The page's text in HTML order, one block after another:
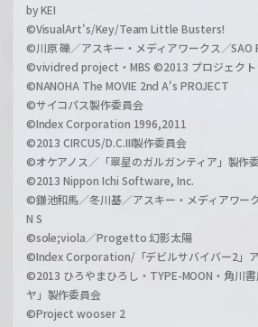
by KEI
©VisualArt's/Key/Team Little Busters!
©川原 礫／アスキー・メディアワークス／
©vividred project・MBS ©2013 プロジェクト
©NANOHA The MOVIE 2nd A's PROJECT
©サイコパス製作委員会
©Index Corporation 1996,2011
©2013 CIRCUS/D.C.III製作委員会
©オケアノス／「翠星のガルガンティア」製作
©2013 Nippon Ichi Software, Inc.
©鎌池和馬／冬川基／アスキー・メディアワー
N S
©sole;viola／Progetto 幻影太陽
©Index Corporation/「デビルサバイバー2」
©2013 ひろやまひろし・TYPE-MOON・角川
ヤ」製作委員会
©Project wooser 2